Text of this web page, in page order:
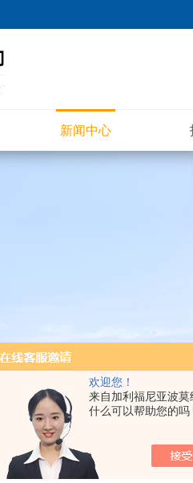
欢迎您！
来自加利福尼亚波
什么可以帮助您的吗
新闻中心